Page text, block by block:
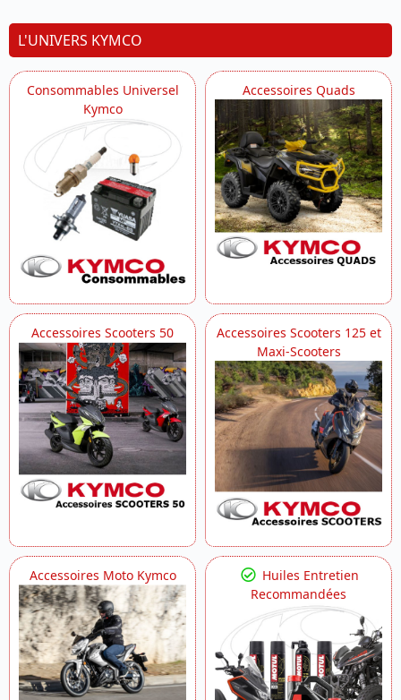
L'UNIVERS KYMCO
Consommables Universel
Kymco
Accessoires Quads
Accessoires Scooters 50
Accessoires Scooters 125 et
Maxi-Scooters
Accessoires Moto Kymco
Huiles Entretien
Recommandées